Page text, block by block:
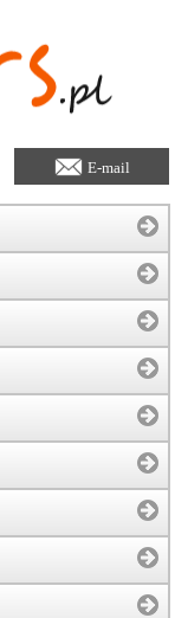
E-mail